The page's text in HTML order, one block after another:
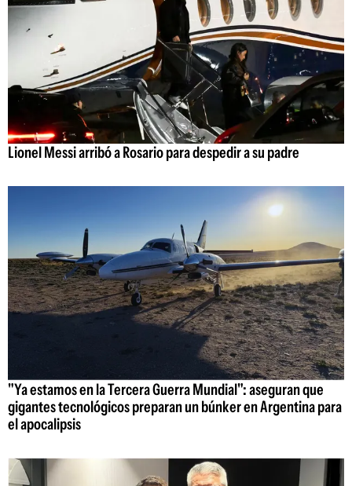
Lionel Messi arribó a Rosario para despedir a su padre
"Ya estamos en la Tercera Guerra Mundial": aseguran que
gigantes tecnológicos preparan un búnker en Argentina para
el apocalipsis